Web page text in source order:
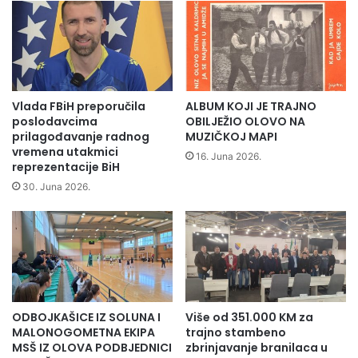
dok plata njihovih muških kolega iznosi 2.100 KM.
Najviša plata žena arhitekata iznosi 1.733 KM, dok plata
muškaraca iznosi 1.558 KM.
Svi drugi podaci o platama u BiH su dostupni na
www.plata.ba.
Posao.ba/Radio Olovo
n
a
k
j
u
"
L
g
h
i
t
u
p
B
l
k
o
r
m
u
š
k
e
j
r
s
k
e
r
e
Vlada FBiH preporučila
poslodavcima
prilagođavanje radnog
vremena utakmici
reprezentacije BiH
30. Juna 2026.
ALBUM KOJI JE TRAJNO
OBILJEŽIO OLOVO NA
MUZIČKOJ MAPI
16. Juna 2026.
ODBOJKAŠICE IZ SOLUNA I
MALONOGOMETNA EKIPA
MSŠ IZ OLOVA PODBJEDNICI
Više od 351.000 KM za
trajno stambeno
zbrinjavanje branilaca u